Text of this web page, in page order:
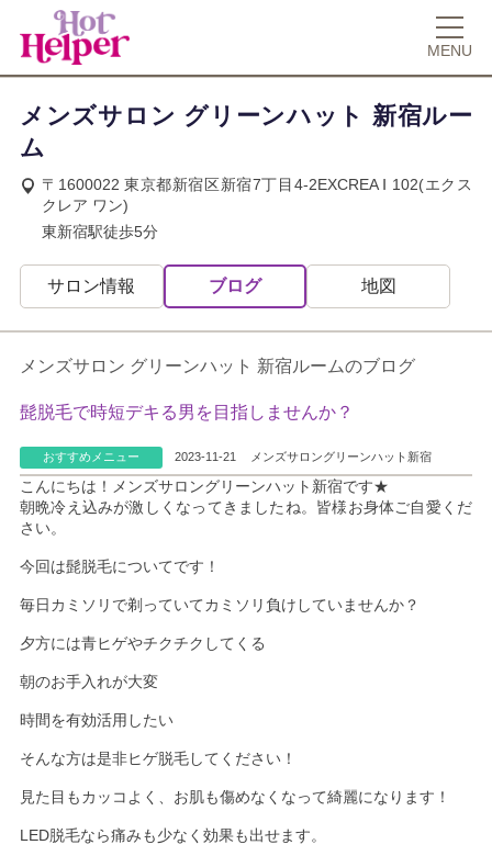
MENU
メンズサロン グリーンハット 新宿ルー
ム
〒1600022 東京都新宿区新宿7丁目4-2EXCREA Ⅰ 102(エクス
クレア ワン)
東新宿駅徒歩5分
サロン情報 ブログ 地図
メンズサロン グリーンハット 新宿ルームのブログ
髭脱毛で時短デキる男を目指しませんか？
おすすめメニュー 2023-11-21 メンズサロングリーンハット新宿
こんにちは！メンズサロングリーンハット新宿です★
朝晩冷え込みが激しくなってきましたね。皆様お身体ご自愛くだ
さい。
今回は髭脱毛についてです！
毎日カミソリで剃っていてカミソリ負けしていませんか？
夕方には青ヒゲやチクチクしてくる
朝のお手入れが大変
時間を有効活用したい
そんな方は是非ヒゲ脱毛してください！
見た目もカッコよく、お肌も傷めなくなって綺麗になります！
LED脱毛なら痛みも少なく効果も出せます。